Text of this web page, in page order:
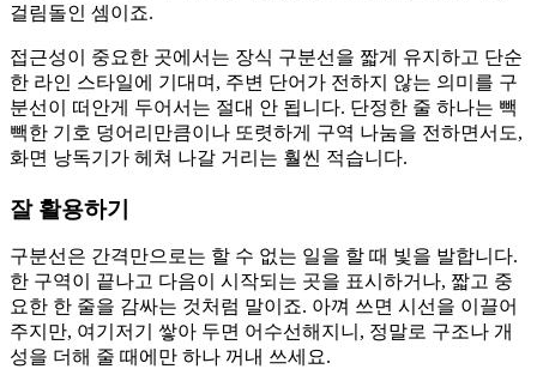
걸림돌인 셈이죠.
접근성이 중요한 곳에서는 장식 구분선을 짧게 유지하고 단순
한 라인 스타일에 기대며, 주변 단어가 전하지 않는 의미를 구
분선이 떠안게 두어서는 절대 안 됩니다. 단정한 줄 하나는 빽
빽한 기호 덩어리만큼이나 또렷하게 구역 나눔을 전하면서도,
화면 낭독기가 헤쳐 나갈 거리는 훨씬 적습니다.
잘 활용하기
구분선은 간격만으로는 할 수 없는 일을 할 때 빛을 발합니다.
한 구역이 끝나고 다음이 시작되는 곳을 표시하거나, 짧고 중
요한 한 줄을 감싸는 것처럼 말이죠. 아껴 쓰면 시선을 이끌어
주지만, 여기저기 쌓아 두면 어수선해지니, 정말로 구조나 개
성을 더해 줄 때에만 하나 꺼내 쓰세요.